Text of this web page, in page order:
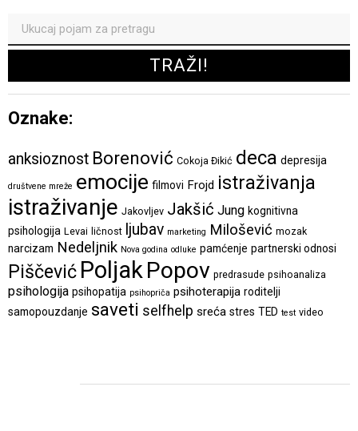
Oznake:
anksioznost Borenović Cokoja Đikić deca depresija
društvene mreže emocije filmovi Frojd istraživanja
istraživanje Jakovljev Jakšić Jung kognitivna
psihologija Levai ličnost ljubav marketing Milošević mozak
narcizam Nedeljnik Nova godina odluke pamćenje partnerski odnosi
Piščević PoljakPopov predrasude psihoanaliza
psihologija psihopatija psihopriča psihoterapija roditelji
samopouzdanje saveti selfhelp sreća stres TED test video